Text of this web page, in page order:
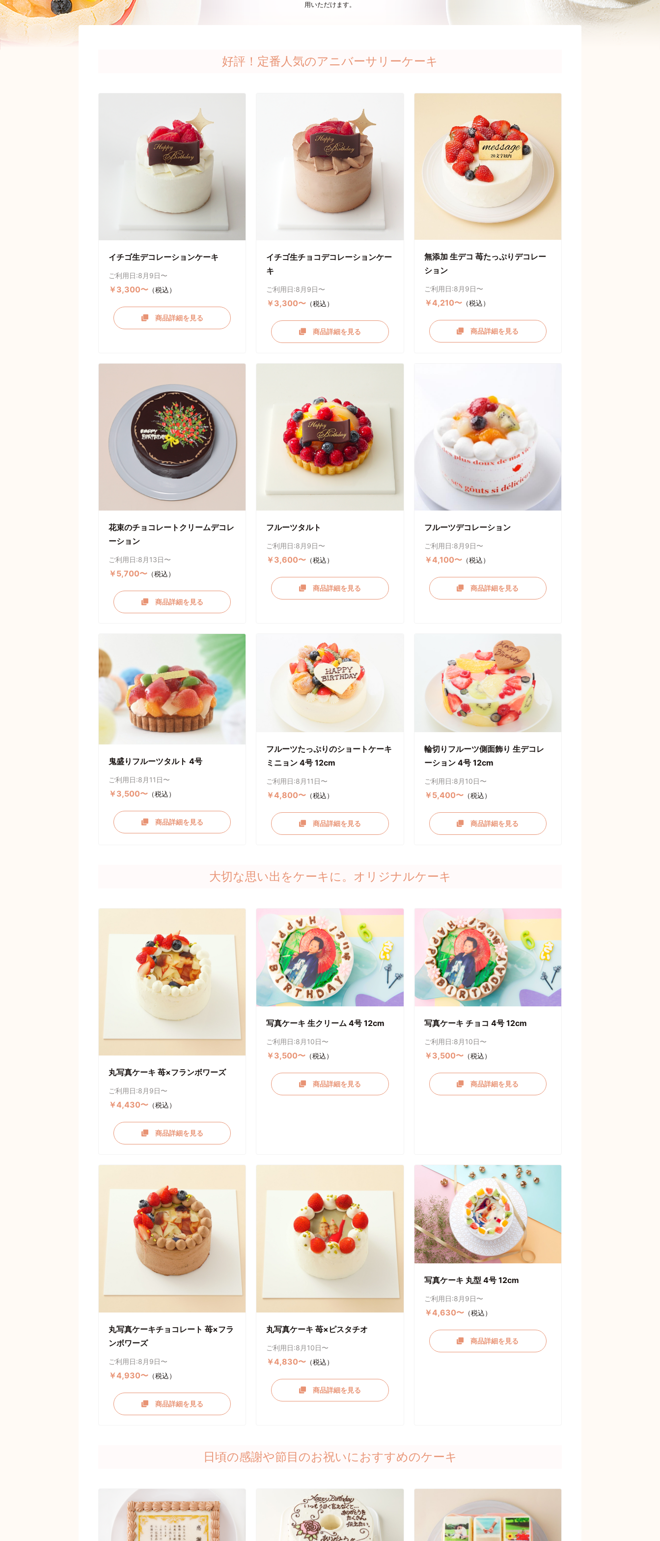
用いただけます。
好評！定番人気のアニバーサリーケーキ
イチゴ生デコレーションケーキ
ご利用日:8月9日〜
￥3,300〜 （税込）
商品詳細を見る
イチゴ生チョコデコレーションケー
キ
ご利用日:8月9日〜
￥3,300〜 （税込）
商品詳細を見る
無添加 生デコ 苺たっぷりデコレー
ション
ご利用日:8月9日〜
￥4,210〜（税込）
商品詳細を見る
花束のチョコレートクリームデコレ
ーション
ご利用日:8月13日〜
￥5,700〜 （税込）
商品詳細を見る
フルーツタルト
ご利用日:8月9日〜
￥3,600〜 （税込）
商品詳細を見る
フルーツデコレーション
ご利用日:8月9日〜
￥4,100〜（税込）
商品詳細を見る
鬼盛りフルーツタルト 4号
ご利用日:8月11日〜
￥3,500〜 （税込）
商品詳細を見る
フルーツたっぷりのショートケーキ
ミニョン 4号 12cm
ご利用日:8月11日〜
￥4,800〜 （税込）
商品詳細を見る
輪切りフルーツ側面飾り 生デコレ
ーション 4号 12cm
ご利用日:8月10日〜
￥5,400〜（税込）
商品詳細を見る
大切な思い出をケーキに。オリジナルケーキ
丸写真ケーキ 苺×フランボワーズ
ご利用日:8月9日〜
￥4,430〜 （税込）
商品詳細を見る
写真ケーキ 生クリーム 4号 12cm
ご利用日:8月10日〜
￥3,500〜 （税込）
商品詳細を見る
写真ケーキ チョコ 4号 12cm
ご利用日:8月10日〜
￥3,500〜（税込）
商品詳細を見る
丸写真ケーキチョコレート 苺×フラ
ンボワーズ
ご利用日:8月9日〜
￥4,930〜 （税込）
商品詳細を見る
丸写真ケーキ 苺×ピスタチオ
ご利用日:8月10日〜
￥4,830〜 （税込）
商品詳細を見る
写真ケーキ 丸型 4号 12cm
ご利用日:8月9日〜
￥4,630〜（税込）
商品詳細を見る
日頃の感謝や節目のお祝いにおすすめのケーキ